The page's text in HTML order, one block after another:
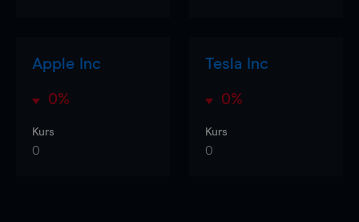
Apple Inc
0%
Kurs
0
Tesla Inc
0%
Kurs
0